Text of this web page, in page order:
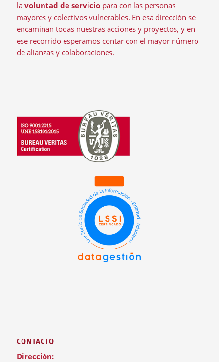
la voluntad de serviciopara con las personas
mayores y colectivos vulnerables. En esa dirección se
encaminan todas nuestras acciones y proyectos, y en
ese recorrido esperamos contar con el mayor número
de alianzas y colaboraciones.
CONTACTO
Dirección: